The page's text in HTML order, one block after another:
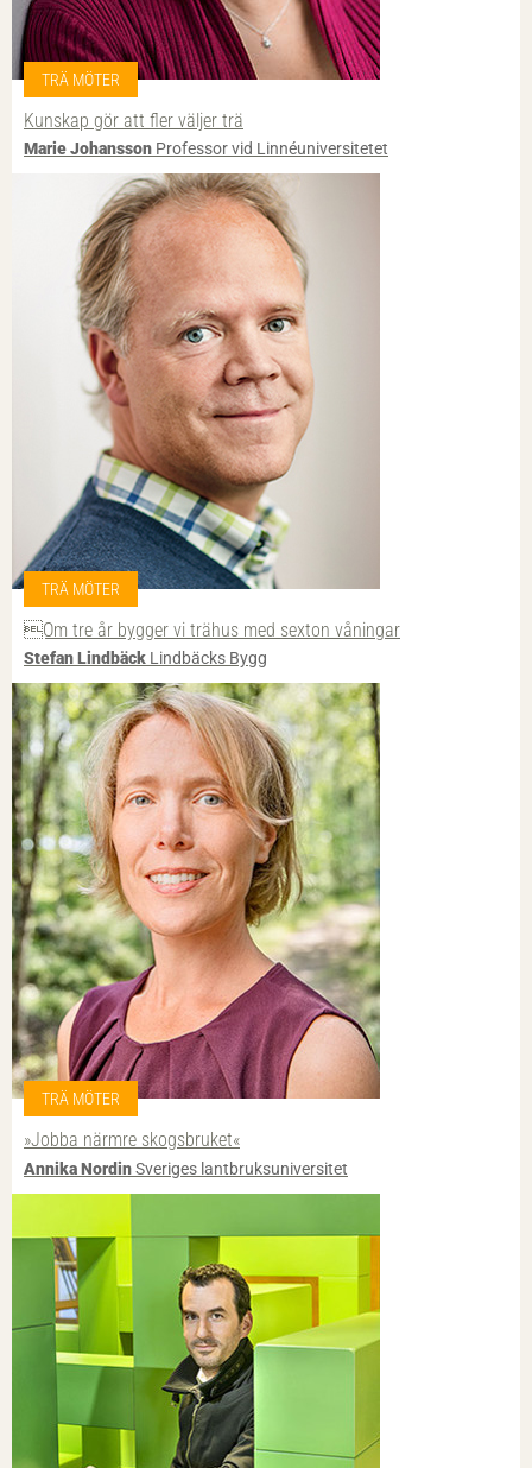
TRÄ MÖTER
Kunskap gör att fler väljer trä
Marie Johansson Professor vid Linnéuniversitetet
TRÄ MÖTER
Om tre år bygger vi trähus med sexton våningar
Stefan Lindbäck Lindbäcks Bygg
TRÄ MÖTER
»Jobba närmre skogsbruket«
Annika NordinSveriges lantbruksuniversitet